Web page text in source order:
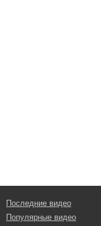
Последние видео
Популярные видео